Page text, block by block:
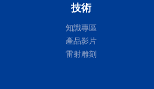
技術
知識專區
產品影片
雷射雕刻